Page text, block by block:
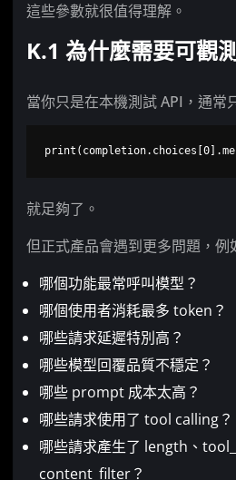
這些參數就很值得理解。
K.1 為什麼需要可觀
當你只是在本機測試 API，通常
就足夠了。
但正式產品會遇到更多問題，例
哪個功能最常呼叫模型？
哪個使用者消耗最多 token？
哪些請求延遲特別高？
哪些模型回覆品質不穩定？
哪些 prompt 成本太高？
哪些請求使用了 tool calling？
哪些請求產生了 length、
content_filter？